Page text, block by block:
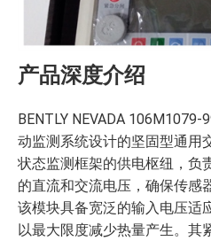
产品深度介绍
BENTLY NEVADA
动监测系统设计的坚固型通用
状态监测框架的供电枢纽，负
的直流和交流电压，确保传感
该模块具备宽泛的输入电压适
以最大限度减少热量产生。其